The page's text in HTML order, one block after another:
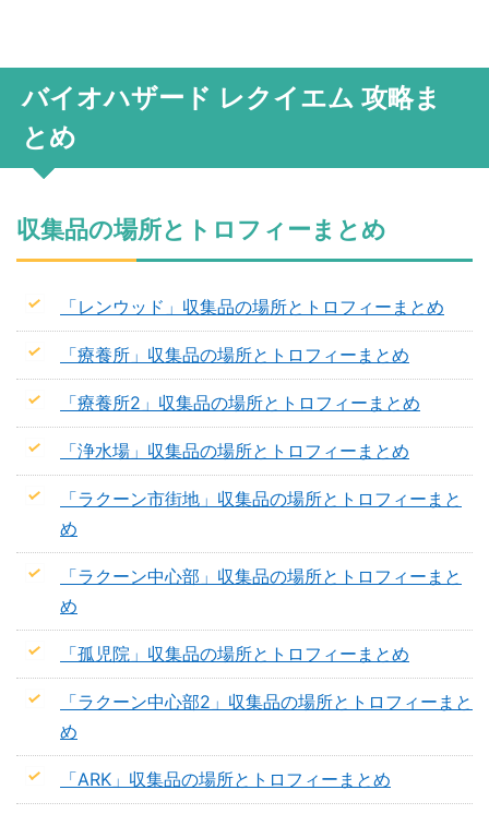
バイオハザード レクイエム 攻略ま
とめ
収集品の場所とトロフィーまとめ
「レンウッド」収集品の場所とトロフィーまとめ
「療養所」収集品の場所とトロフィーまとめ
「療養所2」収集品の場所とトロフィーまとめ
「浄水場」収集品の場所とトロフィーまとめ
「ラクーン市街地」収集品の場所とトロフィーまと
め
「ラクーン中心部」収集品の場所とトロフィーまと
め
「孤児院」収集品の場所とトロフィーまとめ
「ラクーン中心部2」収集品の場所とトロフィーまと
め
「ARK」収集品の場所とトロフィーまとめ